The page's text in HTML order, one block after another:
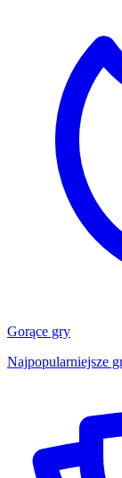
Gorące gry
Najpopularniejsze